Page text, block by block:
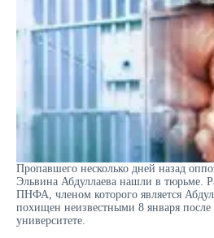
Пропавшего несколько дней назад
Эльвина Абдуллаева нашли в тюрьме.
ПНФА, членом которого является
похищен неизвестными 8 января после
университете.